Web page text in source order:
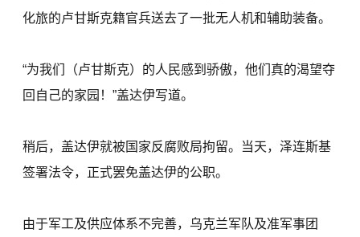
化旅的卢甘斯克籍官兵送去了一批无人机和辅助装备。
“为我们（卢甘斯克）的人民感到骄傲，他们真的渴望夺
回自己的家园！”盖达伊写道。
稍后，盖达伊就被国家反腐败局拘留。当天，泽连斯基
签署法令，正式罢免盖达伊的公职。
由于军工及供应体系不完善，乌克兰军队及准军事团